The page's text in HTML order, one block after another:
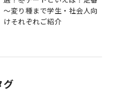
～変り種まで学生・社会人向
けそれぞれご紹介
グ